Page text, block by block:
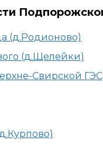
(д.Родионово)
(д.Щелейки)
Свирской ГЭС